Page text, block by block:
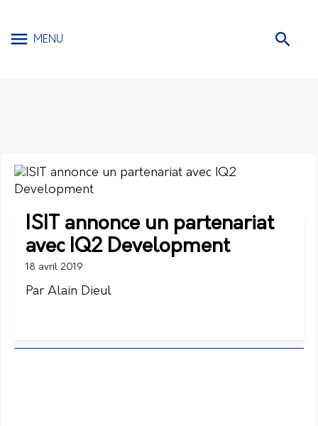
MENU
ISIT annonce un partenariat
avec IQ2 Development
18 avril 2019
Par Alain Dieul